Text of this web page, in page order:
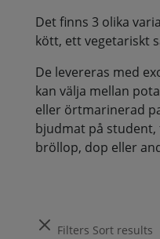
Det finns 3 olika
kött, ett vegetariskt
De levereras med
kan välja mellan
eller örtmarinerad
bjudmat på student,
bröllop, dop eller
Filters Sort results